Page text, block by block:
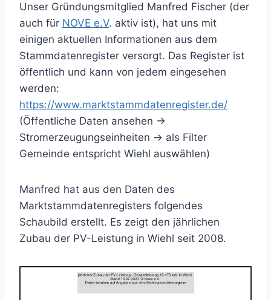
Unser Gründungsmitglied Manfred Fischer (der
auch für NOVE e.V. aktiv ist), hat uns mit
einigen aktuellen Informationen aus dem
Stammdatenregister versorgt. Das Register ist
öffentlich und kann von jedem eingesehen
werden:
https://www.marktstammdatenregister.de/
(Öffentliche Daten ansehen ->
Stromerzeugungseinheiten -> als Filter
Gemeinde entspricht Wiehl auswählen)
Manfred hat aus den Daten des
Marktstammdatenregisters folgendes
Schaubild erstellt. Es zeigt den jährlichen
Zubau der PV-Leistung in Wiehl seit 2008.